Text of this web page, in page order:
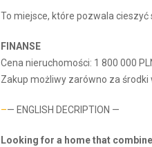
To miejsce, które pozwala
FINANSE
Cena nieruchomości: 1 800 000
Zakup możliwy zarówno za
–— ENGLISH DECRIPTION —
Looking for a home that